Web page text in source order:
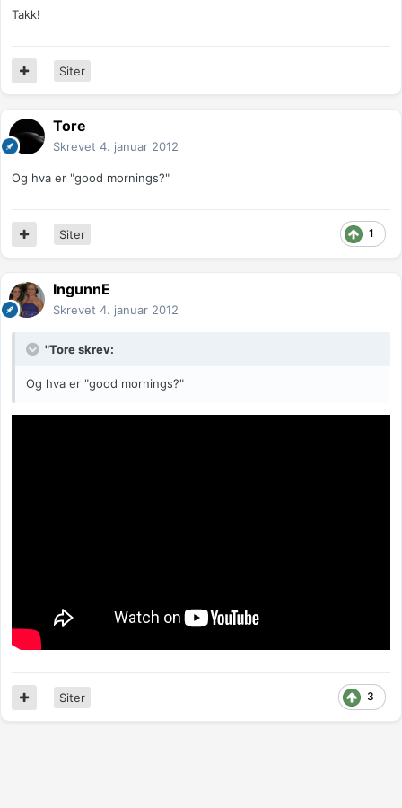
Takk!
Siter
Tore
Skrevet 4. januar 2012
Og hva er "good mornings?"
1
Siter
IngunnE
Skrevet 4. januar 2012
"Tore skrev:
Og hva er "good mornings?"
3
Siter